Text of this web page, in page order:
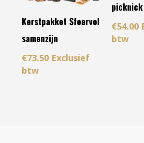
Kerstpakket Sfeervol
samenzijn
€73.50 Exclusief
btw
picknick
€54.00
btw